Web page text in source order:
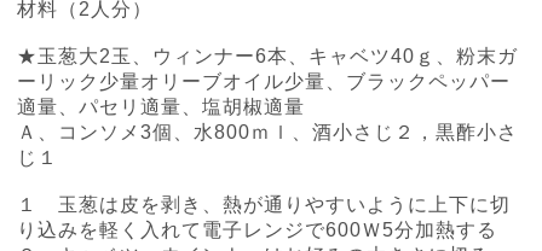
材料（ 2 人分）
★玉葱大2玉、ウィンナー6本、キャベツ40 ｇ、粉末ガ
ーリック少量オリーブオイル少量、ブラックペッパー
適量、パセリ適量、塩胡椒適量
Ａ、コンソメ3個、水800ｍｌ、酒小さじ２，黒酢小さ
じ１
１ 玉葱は皮を剥き、熱が通りやすいように上下に切
り込みを軽く入れて電子レンジで600Ｗ5分加熱する